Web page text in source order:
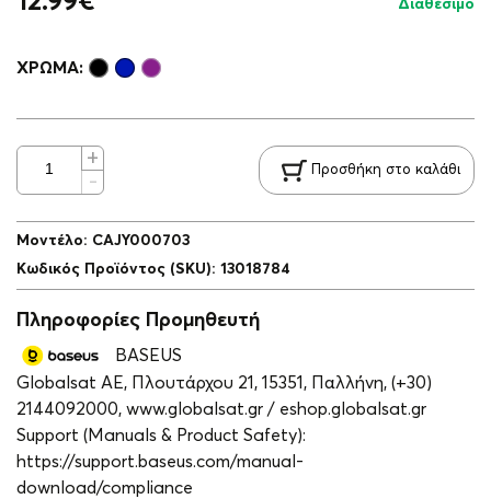
Διαθέσιμο
ΧΡΏΜΑ:
Προσθήκη στο καλάθι
Μοντέλο: CAJY000703
Κωδικός Προϊόντος (SKU): 13018784
Πληροφορίες Προμηθευτή
BASEUS
Globalsat ΑΕ, Πλουτάρχου 21, 15351, Παλλήνη, (+30)
2144092000, www.globalsat.gr / eshop.globalsat.gr
Support (Manuals & Product Safety):
https://support.baseus.com/manual-
download/compliance